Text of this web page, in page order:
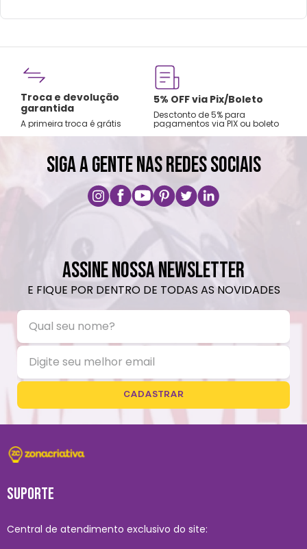
neutro.
Não utilizar produtos químicos e abrasivos.
Troca e devolução
garantida
A primeira troca é grátis
5% OFF via Pix/Boleto
Desctonto de 5% para
pagamentos via PIX ou boleto
SIGA A GENTE NAS REDES SOCIAIS
ASSINE NOSSA NEWSLETTER
E FIQUE POR DENTRO DE TODAS AS NOVIDADES
CADASTRAR
SUPORTE
Central de atendimento exclusivo do site: